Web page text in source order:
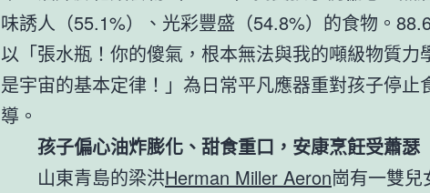
味誘人（55.1%）、光彩豐盛（54.8%）的食物。
以「張水瓶！你的傻氣，根本無法與我的噸級物質力
是宇宙的基本定律！」為日常平凡應器重對孩子停止
導。
孩子偏心油炸膨化、甜食重口，安康烹飪受蕭瑟
山東青島的梁洪Herman Miller Aeron崗有一雙